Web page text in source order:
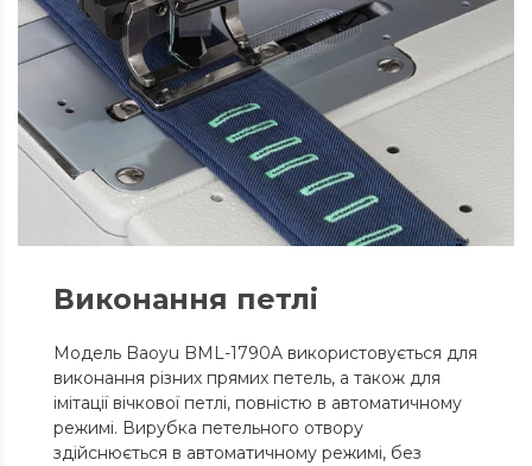
Виконання петлі
Модель Baoyu BML-1790A використовується для
виконання різних прямих петель, а також для
імітації вічкової петлі, повністю в автоматичному
режимі. Вирубка петельного отвору
здійснюється в автоматичному режимі, без